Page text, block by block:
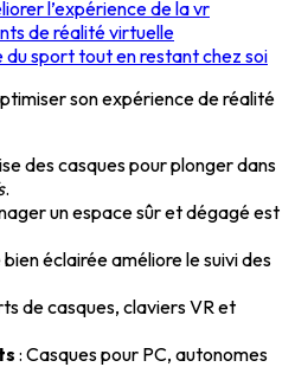
l’expérience de la vr
de réalité virtuelle
du sport tout en restant chez soi
son expérience de réalité
des casques pour plonger dans
.
un espace sûr et dégagé est
bien éclairée améliore le suivi des
de casques, claviers VR et
: Casques pour PC, autonomes